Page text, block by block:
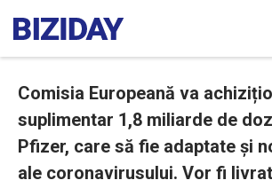
Comisia Europeană va
suplimentar 1,8 miliarde de
Pfizer, care să fie adaptate și
ale coronavirusului. Vor fi